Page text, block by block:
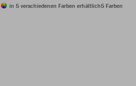
in 5 verschiedenen Farben erhältlich5 Farben